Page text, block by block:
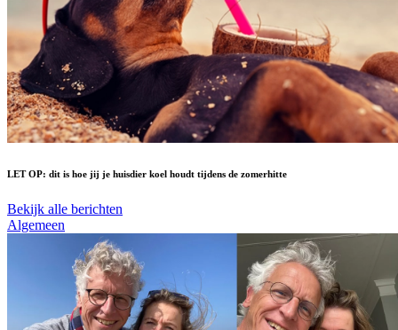
LET OP: dit is hoe jij je huisdier koel houdt tijdens de zomerhitte
Bekijk alle berichten
Algemeen